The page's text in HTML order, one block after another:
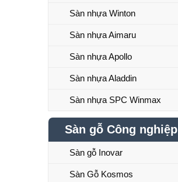
Sàn nhựa Winton
Sàn nhựa Aimaru
Sàn nhựa Apollo
Sàn nhựa Aladdin
Sàn nhựa SPC Winmax
Sàn gỗ Công nghiệp
Sàn gỗ Inovar
Sàn Gỗ Kosmos